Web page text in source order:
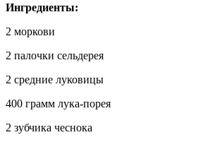
Ингредиенты:
2 моркови
2 палочки сельдерея
2 средние луковицы
400 грамм лука-порея
2 зубчика чеснока